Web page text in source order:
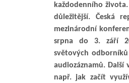
každodenního
důležitější. Česká
mezinárodní
srpna do 3. září
světových
audiozáznamů.
např. jak začít